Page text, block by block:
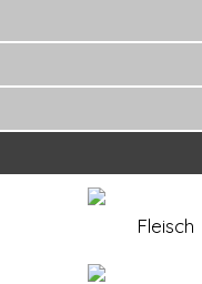
Fleisch